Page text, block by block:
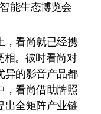
能生态博览会
看尚就已经携
相。彼时看尚对
异的影音产品都
，看尚借助牌照
出全矩阵产业链